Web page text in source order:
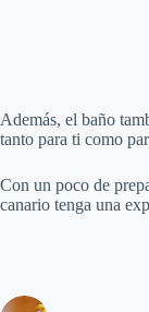
Además, el baño
tanto para ti como
Con un poco de
canario tenga una